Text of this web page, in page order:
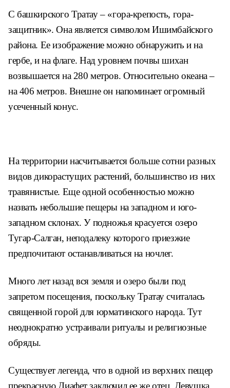
С башкирского Тратау – «гора-крепость, гора-
защитник». Она является символом Ишимбайского
района. Ее изображение можно обнаружить и на
гербе, и на флаге. Над уровнем почвы шихан
возвышается на 280 метров. Относительно океана –
на 406 метров. Внешне он напоминает огромный
усеченный конус.
На территории насчитывается больше сотни разных
видов дикорастущих растений, большинство из них
травянистые. Еще одной особенностью можно
назвать небольшие пещеры на западном и юго-
западном склонах. У подножья красуется озеро
Тугар-Салган, неподалеку которого приезжие
предпочитают останавливаться на ночлег.
Много лет назад вся земля и озеро были под
запретом посещения, поскольку Тратау считалась
священной горой для юрматинского народа. Тут
неоднократно устраивали ритуалы и религиозные
обряды.
Существует легенда, что в одной из верхних пещер
прекрасную Диафет заключил ее же отец. Девушка